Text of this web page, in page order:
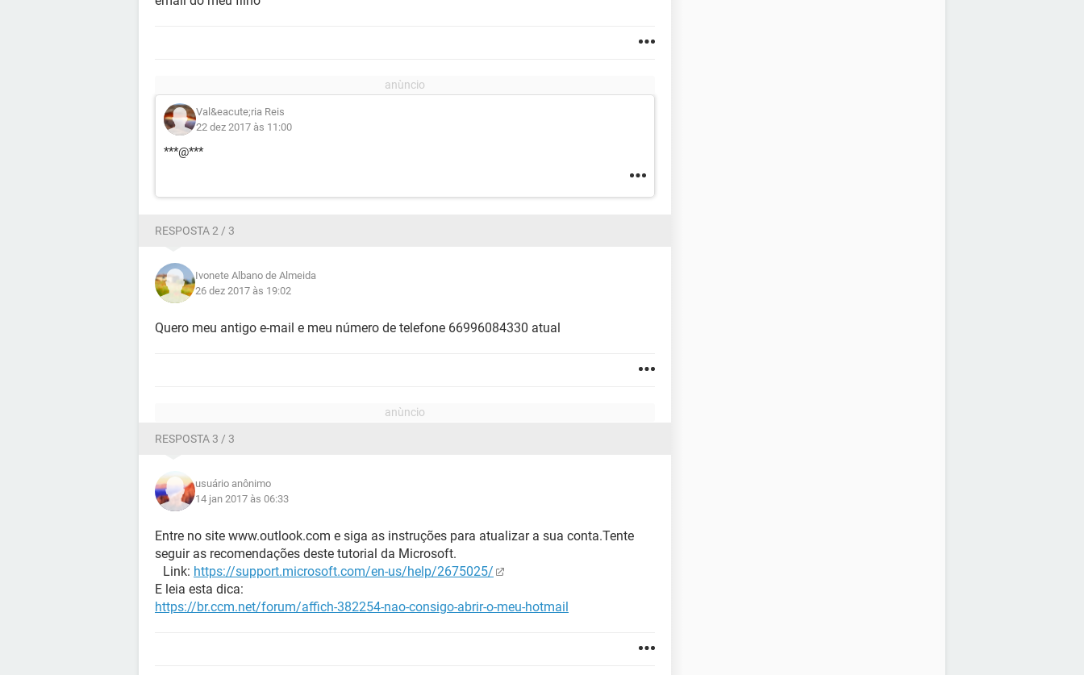
Val&eacute;ria Reis
22 dez 2017 às 11:00
***@***
RESPOSTA 2 / 3
Ivonete Albano de Almeida
26 dez 2017 às 19:02
Quero meu antigo e-mail e meu número de telefone 66996084330 atual
RESPOSTA 3 / 3
usuário anônimo
14 jan 2017 às 06:33
Entre no site www.outlook.com e siga as instruções para atualizar a sua conta.Tente
seguir as recomendações deste tutorial da Microsoft.
Link: https://support.microsoft.com/en-us/help/2675025/
E leia esta dica:
https://br.ccm.net/forum/affich-382254-nao-consigo-abrir-o-meu-hotmail